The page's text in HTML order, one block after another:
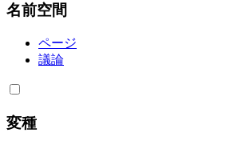
名前空間
ページ
議論
変種